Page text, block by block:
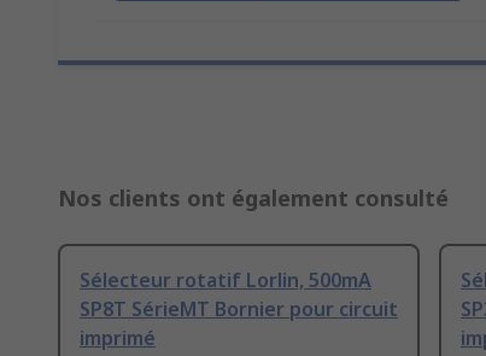
Nos clients ont également consulté
Sélecteur rotatif Lorlin, 500mA
SP8T SérieMT Bornier pour circuit
imprimé